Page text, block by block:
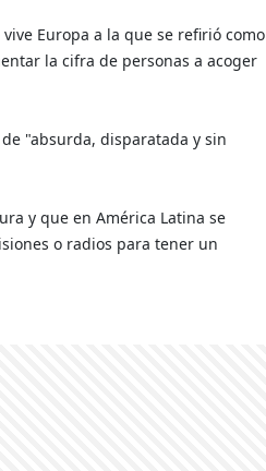
Europa a la que se refirió como
la cifra de personas a acoger
"absurda, disparatada y sin
y que en América Latina se
o radios para tener un